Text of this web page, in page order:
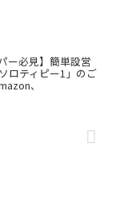
ー必見】簡単設営
ロティピー1」のご
、